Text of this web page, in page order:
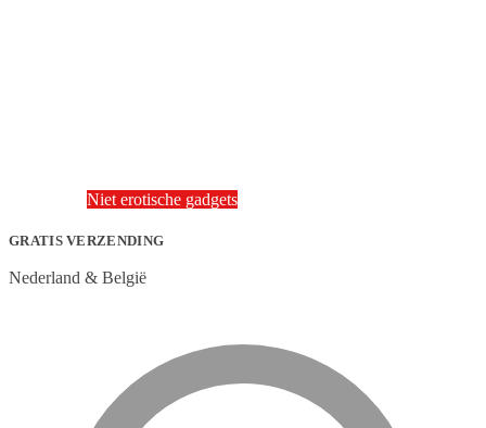
Niet erotische gadgets
GRATIS VERZENDING
Nederland & België